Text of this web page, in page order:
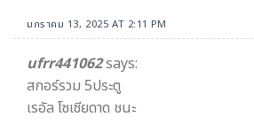
มกราคม 13, 2025 AT 2:11 PM
ufrr441062says:
สกอร์รวม 5ประตู
เรอัล โซเซียดาด ชนะ